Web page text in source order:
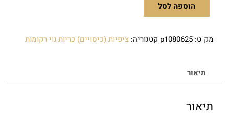
הוספה לסל
מק"ט: p1080625 קטגוריה: ציפיות (כיסויים) כריות נוי רקומות
תיאור
תיאור